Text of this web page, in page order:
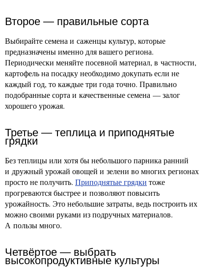
Второе — правильные сорта
Выбирайте семена и саженцы культур, которые
предназначены именно для вашего региона.
Периодически меняйте посевной материал, в частности,
картофель на посадку необходимо докупать если не
каждый год, то каждые три года точно. Правильно
подобранные сорта и качественные семена — залог
хорошего урожая.
Третье — теплица и приподнятые
грядки
Без теплицы или хотя бы небольшого парника ранний
и дружный урожай овощей и зелени во многих регионах
просто не получить. Приподнятые грядки тоже
прогреваются быстрее и позволяют повысить
урожайность. Это небольшие затраты, ведь построить их
можно своими руками из подручных материалов.
А пользы много.
Четвёртое — выбрать
высокопродуктивные культуры